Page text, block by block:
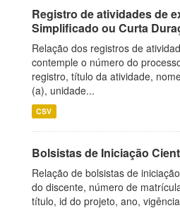
Registro de atividades de
Simplificado ou Curta
Relação dos registros de
contemple o número do
registro, título da atividade,
(a), unidade...
CSV
Bolsistas de Iniciação
Relação de bolsistas de
do discente, número de
título, id do projeto, ano,